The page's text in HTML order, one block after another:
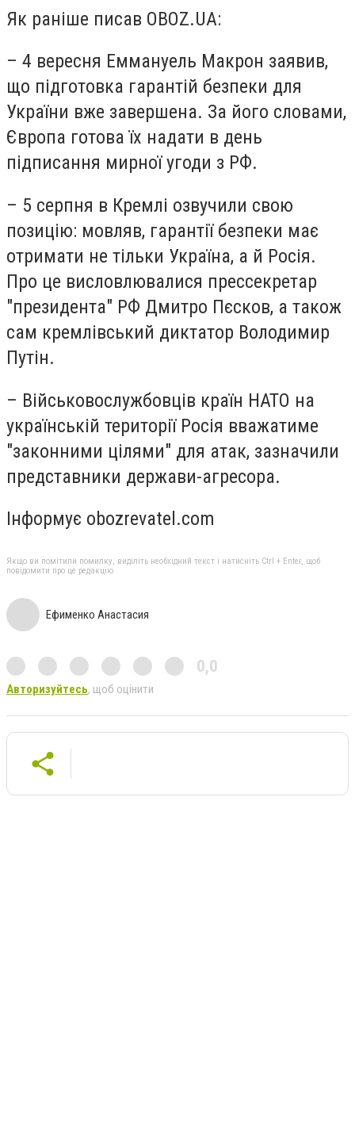
Як раніше писав OBOZ.UA:
– 4 вересня Еммануель Макрон заявив,
що підготовка гарантій безпеки для
України вже завершена. За його словами,
Європа готова їх надати в день
підписання мирної угоди з РФ.
– 5 серпня в Кремлі озвучили свою
позицію: мовляв, гарантії безпеки має
отримати не тільки Україна, а й Росія.
Про це висловлювалися прессекретар
"президента" РФ Дмитро Пєсков, а також
сам кремлівський диктатор Володимир
Путін.
– Військовослужбовців країн НАТО на
українській території Росія вважатиме
"законними цілями" для атак, зазначили
представники держави-агресора.
Інформує obozrevatel.com
Якщо ви помітили помилку, виділіть необхідний текст і натисніть Ctrl + Enter, щоб
повідомити про це редакцію
Ефименко Анастасия
0,0
Авторизуйтесь, щоб оцінити